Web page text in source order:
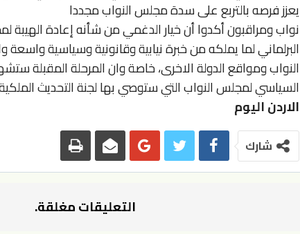
يعزز فرصه بالتربع على سدة مجلس النواب مجددا
نواب ومراقبون أكدوا أن خيار الدغمي من شأنه إعادة الهيبة
البرلماني لما يملكه من خبرة نيابية وقانونية وسياسية واسعة
النواب ومواقع الدولة الاخرى، خاصة وان المرحلة المقبلة
السياسي لمجلس النواب التي ستوصي بها لجنة التحديث
الاردن اليوم
شارك
التعليقات مغلقة.